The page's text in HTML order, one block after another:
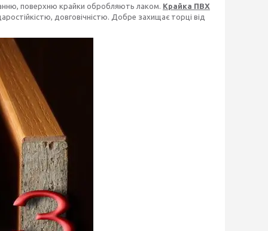
поверхню крайки обробляють лаком. Крайка ПВХ
довговічністю. Добре захищає торці від